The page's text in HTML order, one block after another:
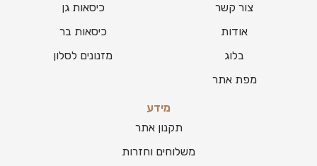
צור קשר
אודות
בלוג
מפת אתר
כיסאות גן
כיסאות בר
מזנונים לסלון
מידע
תקנון אתר
משלוחים וחזרות